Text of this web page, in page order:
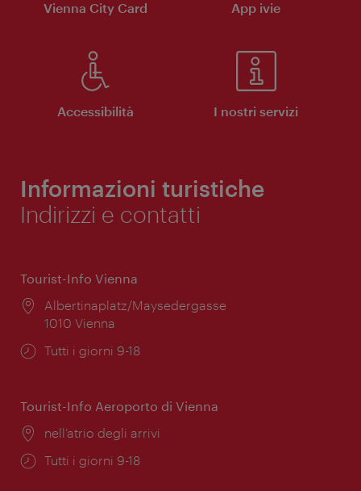
Vienna City Card App ivie
Accessibilità I nostri servizi
Informazioni turistiche
Indirizzi e contatti
Tourist-Info Vienna
Posizione:
Albertinaplatz/Maysedergasse
1010 Vienna
Orari
Tutti i giorni 9-18
Tourist-Info Aeroporto di Vienna
Posizione:
nell’atrio degli arrivi
Orari
Tutti i giorni 9-18